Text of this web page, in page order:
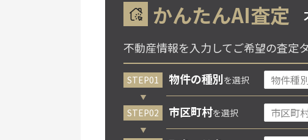
かんたんAI査定
不動産情報を入力してご希望の査定
物件の種別を選択
市区町村を選択